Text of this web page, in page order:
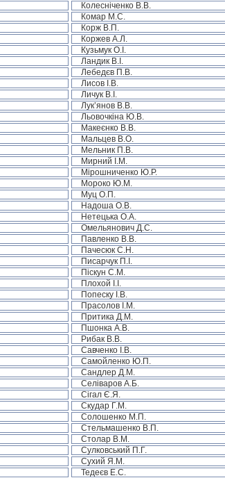
Колесніченко В.В.
Комар М.С.
Корж В.П.
Коржев А.Л.
Кузьмук О.І.
Ландик В.І.
Лебедєв П.В.
Лисов І.В.
Личук В.І.
Лук’янов В.В.
Льовочкіна Ю.В.
Макеєнко В.В.
Мальцев В.О.
Мельник П.В.
Мирний І.М.
Мірошниченко Ю.Р.
Мороко Ю.М.
Муц О.П.
Надоша О.В.
Нетецька О.А.
Омельянович Д.С.
Павленко В.В.
Пачесюк С.Н.
Писарчук П.І.
Піскун С.М.
Плохой І.І.
Попеску І.В.
Прасолов І.М.
Притика Д.М.
Пшонка А.В.
Рибак В.В.
Савченко І.В.
Самойленко Ю.П.
Сандлер Д.М.
Селіваров А.Б.
Сігал Є.Я.
Скудар Г.М.
Солошенко М.П.
Стельмашенко В.П.
Столар В.М.
Сулковський П.Г.
Сухий Я.М.
Тедеєв Е.С.